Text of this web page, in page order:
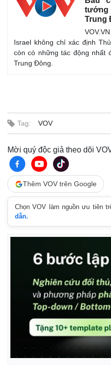
Thế giới
Cuộc sống đó đây
tướng
Trung
Israel không chỉ xác định
còn có những tác động nhất
Trung Đông.
Tag: VOV
Mời quý độc giả theo dõi
Thêm VOV trên Google
Chọn VOV làm nguồn ưu tiên
dẫn.